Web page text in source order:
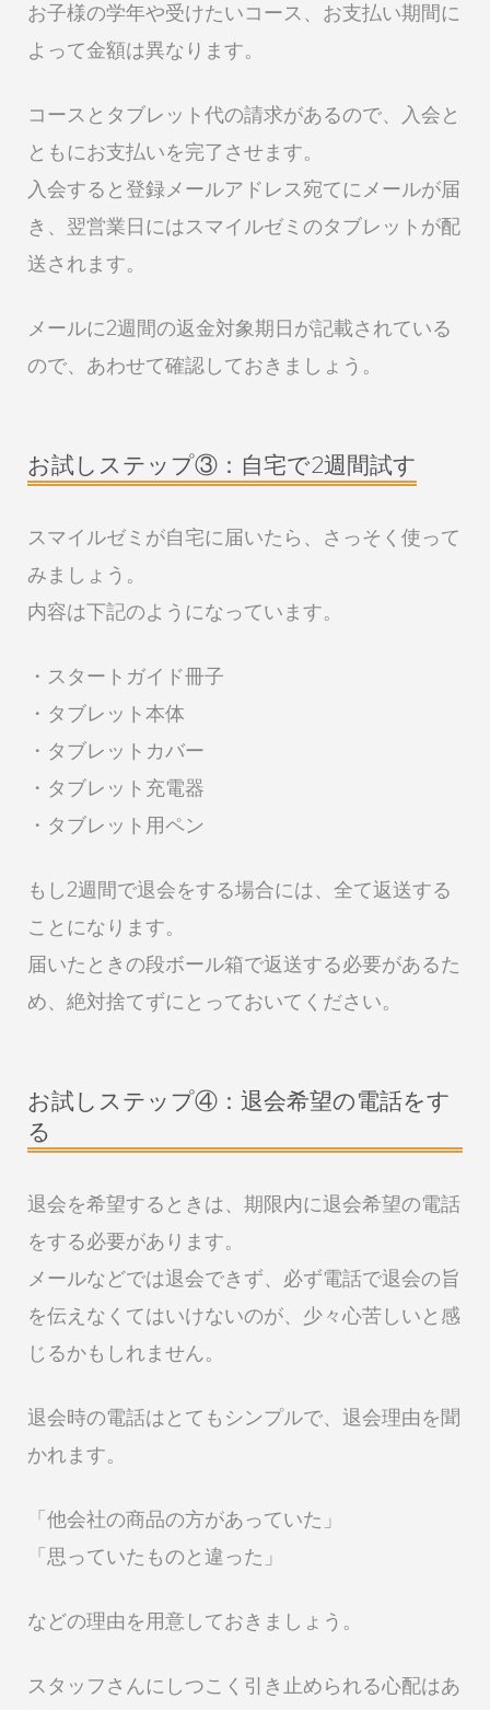
お子様の学年や受けたいコース、お支払い期間に
よって金額は異なります。
コースとタブレット代の請求があるので、入会と
ともにお支払いを完了させます。
入会すると登録メールアドレス宛てにメールが届
き、翌営業日にはスマイルゼミのタブレットが配
送されます。
メールに2週間の返金対象期日が記載されている
ので、あわせて確認しておきましょう。
お試しステップ③：自宅で2週間試す
スマイルゼミが自宅に届いたら、さっそく使って
みましょう。
内容は下記のようになっています。
・スタートガイド冊子
・タブレット本体
・タブレットカバー
・タブレット充電器
・タブレット用ペン
もし2週間で退会をする場合には、全て返送する
ことになります。
届いたときの段ボール箱で返送する必要があるた
め、絶対捨てずにとっておいてください。
お試しステップ④：退会希望の電話をす
る
退会を希望するときは、期限内に退会希望の電話
をする必要があります。
メールなどでは退会できず、必ず電話で退会の旨
を伝えなくてはいけないのが、少々心苦しいと感
じるかもしれません。
退会時の電話はとてもシンプルで、退会理由を聞
かれます。
「他会社の商品の方があっていた」
「思っていたものと違った」
などの理由を用意しておきましょう。
スタッフさんにしつこく引き止められる心配はあ